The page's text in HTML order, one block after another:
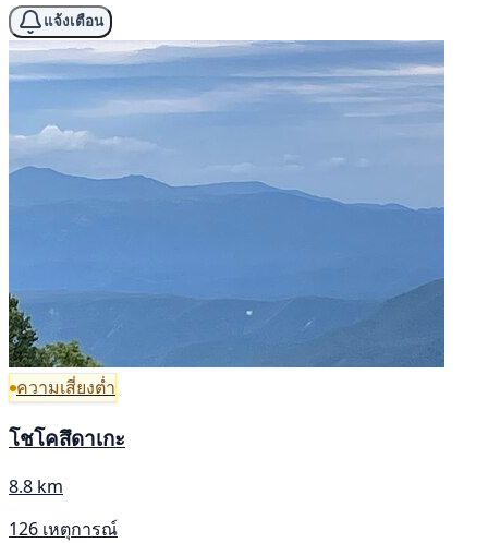
แจ้งเตือน
ความเสี่ยงต่ำ
โชโคสึดาเกะ
8.8 km
126 เหตุการณ์